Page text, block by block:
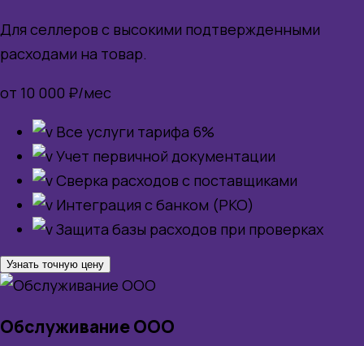
Для селлеров с высокими подтвержденными
расходами на товар.
от 10 000 ₽/мес
Все услуги тарифа 6%
Учет первичной документации
Сверка расходов с поставщиками
Интеграция с банком (РКО)
Защита базы расходов при проверках
Узнать точную цену
Обслуживание ООО